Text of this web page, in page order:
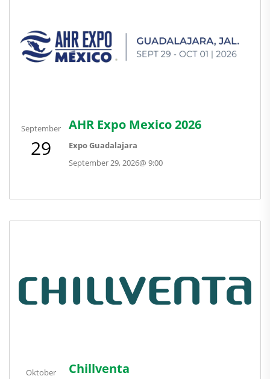
September
29
September 29, 2026@9:00
AHR Expo Mexico 2026
Expo Guadalajara
Oktober Chillventa